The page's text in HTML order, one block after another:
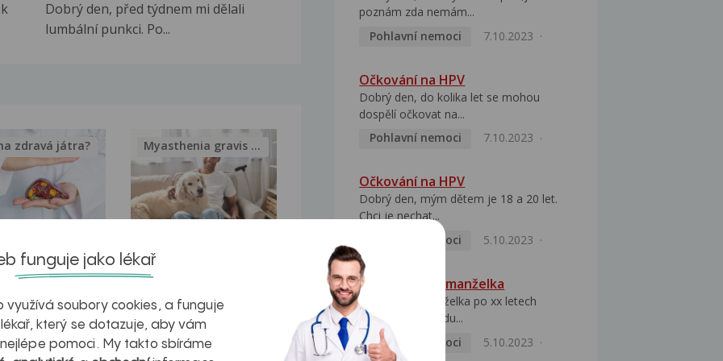
Dobrý den, před týdnem mi dělali
lumbální punkci. Po...
zdravá játra?
Inovativní
myastenie –
naděje pro ty,
Myasthenia gravis – vše, co...
poznám zda nemám...
Pohlavní nemoci
7.10.2023
Očkování na HPV
Dobrý den, do kolika let se mohou
dospělí očkovat na...
Pohlavní nemoci
7.10.2023
Očkování na HPV
Dobrý den, mým dětem je 18 a 20 let.
Chci je nechat...
Pohlavní nemoci
5.10.2023
HPV pozitivní manželka
Dobrý den, manželka po xx letech
přivezla z Východu...
Pohlavní nemoci
5.10.2023
funguje jako lékař
využívá soubory cookies, a funguje
který se dotazuje, aby vám
pomoci. My takto sbíráme